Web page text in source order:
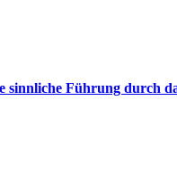
Führung durch